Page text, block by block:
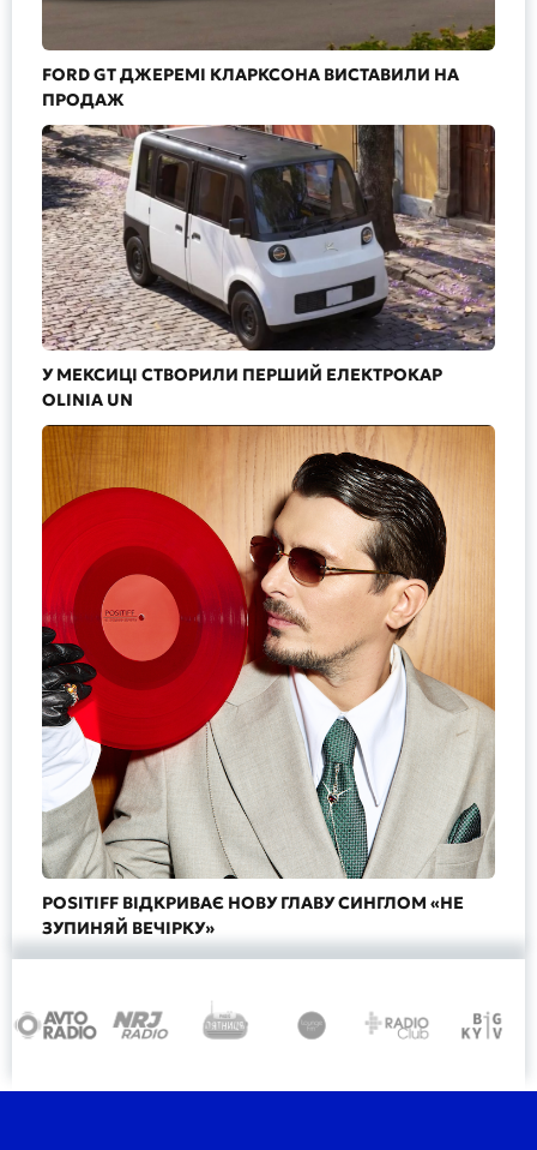
FORD GT ДЖЕРЕМІ КЛАРКСОНА ВИСТАВИЛИ НА
ПРОДАЖ
У МЕКСИЦІ СТВОРИЛИ ПЕРШИЙ ЕЛЕКТРОКАР
OLINIA UN
POSITIFF ВІДКРИВАЄ НОВУ ГЛАВУ СИНГЛОМ «НЕ
ЗУПИНЯЙ ВЕЧІРКУ»